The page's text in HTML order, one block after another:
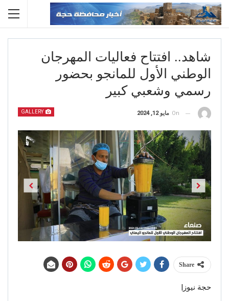
شاهد.. افتتاح فعاليات المهرجان
الوطني الأول للمانجو بحضور
رسمي وشعبي كبير
GALLERY On مايو 12, 2024
Previous Next
Share
حجة نيوز|